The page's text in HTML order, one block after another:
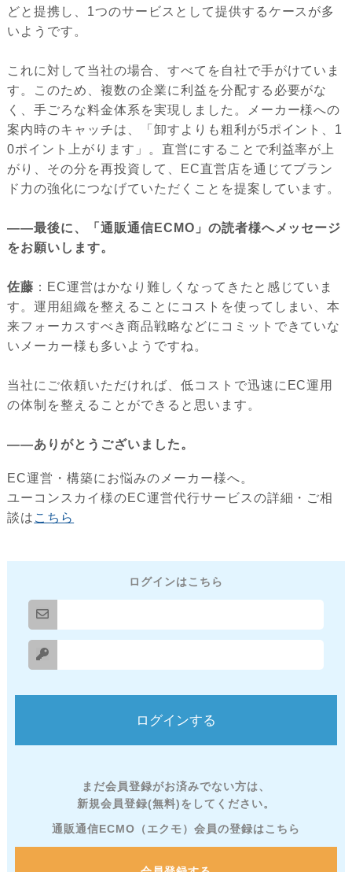
どと提携し、1つのサービスとして提供するケースが多
いようです。
これに対して当社の場合、すべてを自社で手がけていま
す。このため、複数の企業に利益を分配する必要がな
く、手ごろな料金体系を実現しました。メーカー様への
案内時のキャッチは、「卸すよりも粗利が5ポイント、1
0ポイント上がります」。直営にすることで利益率が上
がり、その分を再投資して、EC直営店を通じてブラン
ド力の強化につなげていただくことを提案しています。
――最後に、「通販通信ECMO」の読者様へメッセージ
をお願いします。
佐藤 ：EC運営はかなり難しくなってきたと感じていま
す。運用組織を整えることにコストを使ってしまい、本
来フォーカスすべき商品戦略などにコミットできていな
いメーカー様も多いようですね。
当社にご依頼いただければ、低コストで迅速にEC運用
の体制を整えることができると思います。
――ありがとうございました。
EC運営・構築にお悩みのメーカー様へ。
ユーコンスカイ様のEC運営代行サービスの詳細・ご相
談は こちら
ログインはこちら
まだ会員登録がお済みでない方は、
新規会員登録(無料)をしてください。
通販通信ECMO（エクモ）会員の登録はこちら